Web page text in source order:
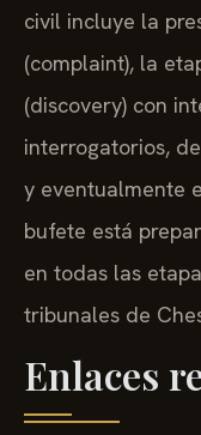
civil incluye la
(complaint), la
(discovery) con
interrogatorios,
y eventualmente
bufete está
en todas las
tribunales de
Enlaces